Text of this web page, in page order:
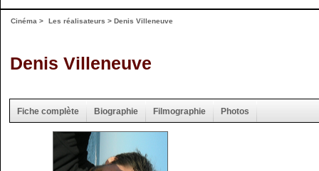
Cinéma > Les réalisateurs > Denis Villeneuve
Denis Villeneuve
Fiche complète Biographie Filmographie Photos